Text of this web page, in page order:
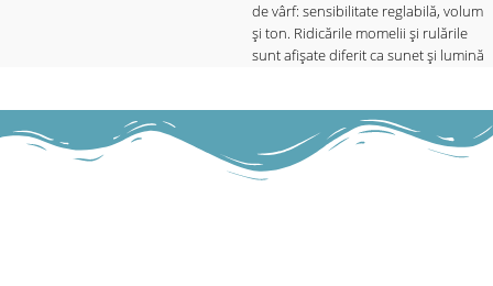
de vârf: sensibilitate reglabilă, volum
și ton. Ridicările momelii și rulările
sunt afișate diferit ca sunet și lumină
Cu funcție de lumină de noapte
reglabilă (integrată la buton) și
funcție de mute. Datorită